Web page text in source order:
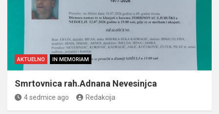
AKTUELNO IN MEMORIAM
Smrtovnica rah.Adnana Nevesinjca
4 sedmice ago Redakcija